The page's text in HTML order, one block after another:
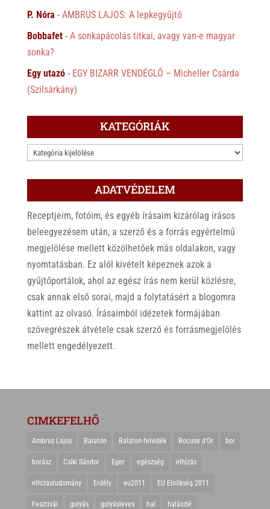
P. Nóra - AMBRUS LAJOS: A lepkegyűjtő
Bobbafet- A sonkapácolás titkai, avagy van-e magyar
sonka?
Egy utazó- EGY BIZARR VENDÉGLŐ – Micheller Csárda
(Szilsárkány)
KATEGÓRIÁK
KATEGÓRIÁK
ADATVÉDELEM
Receptjeim, fotóim, és egyéb írásaim kizárólag írásos
beleegyezésem után, a szerző és a forrás egyértelmű
megjelölése mellett közölhetőek más oldalakon, vagy
nyomtatásban. Ez alól kivételt képeznek azok a
gyűjtőportálok, ahol az egész írás nem kerül közlésre,
csak annak első sorai, majd a folytatásért a blogomra
kattint az olvasó. Írásaimból idézetek formájában
szövegrészek átvétele csak szerző és forrásmegjelölés
mellett engedélyezett.
CIMKEFELHŐ
Ambrus Lajos Balaton Balaton-felvidék Bocuse d'Or bor
borász Csíki Sándor Eger egészség elhízás
elhízástudomány Erdély eu2011 EU Elnökség 2011
Fesztivál gulyás gulyásleves hal halászlé